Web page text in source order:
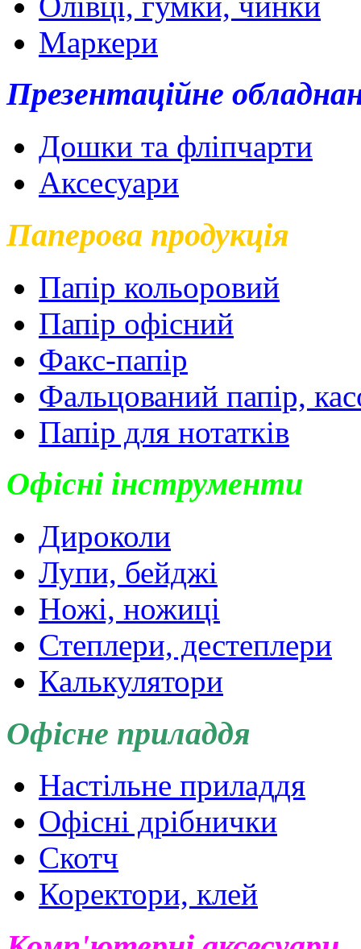
Маркери
Презентаційне
Дошки та фліпчарти
Аксесуари
Паперова продукція
Папір кольоровий
Папір офісний
Факс-папір
Фальцований папір,
Папір для нотатків
Офісні інструменти
Дироколи
Лупи, бейджі
Ножі, ножиці
Степлери, дестеплери
Калькулятори
Офісне приладдя
Настільне приладдя
Офісні дрібнички
Скотч
Коректори, клей